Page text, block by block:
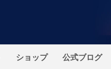
ショップ 公式ブログ